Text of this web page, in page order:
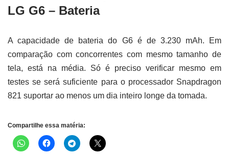
LG G6 – Bateria
A capacidade de bateria do G6 é de 3.230 mAh. Em
comparação com concorrentes com mesmo tamanho de
tela, está na média. Só é preciso verificar mesmo em
testes se será suficiente para o processador Snapdragon
821 suportar ao menos um dia inteiro longe da tomada.
Compartilhe essa matéria: